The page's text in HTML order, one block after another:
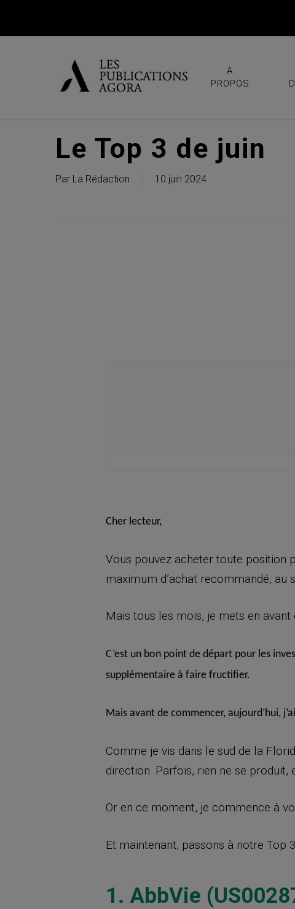
A
PROPOS
Le Top 3 de juin
Par La Rédaction 10 juin 2024
Cher lecteur,
Vous pouvez acheter toute position
maximum d’achat recommandé, au
Mais tous les mois, je mets en
C’est un bon point de départ pour les
supplémentaire à faire fructifier.
Mais avant de commencer, aujourd’hui,
Comme je vis dans le sud de la
direction. Parfois, rien ne se produit,
Or en ce moment, je commence à
Et maintenant, passons à notre Top 3.
1. AbbVie